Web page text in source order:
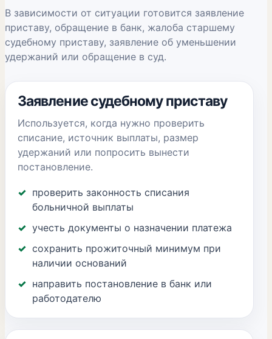
В зависимости от ситуации готовится заявление
приставу, обращение в банк, жалоба старшему
судебному приставу, заявление об уменьшении
удержаний или обращение в суд.
Заявление судебному приставу
Используется, когда нужно проверить
списание, источник выплаты, размер
удержаний или попросить вынести
постановление.
проверить законность списания
больничной выплаты
учесть документы о назначении платежа
сохранить прожиточный минимум при
наличии оснований
направить постановление в банк или
работодателю